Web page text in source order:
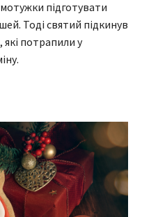
підготувати
Тоді святий підкинув
які потрапили у